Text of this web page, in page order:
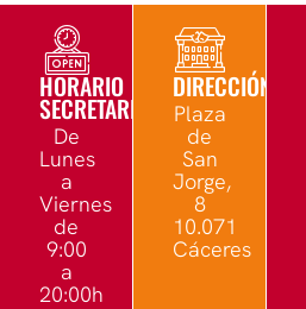
HORARIO
SECRETARÍA
De
Lunes
a
Viernes
de
9:00
a
20:00h
DIRECCIÓN
Plaza
de
San
Jorge,
8
10.071
Cáceres